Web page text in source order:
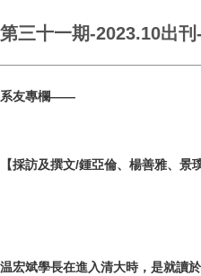
第三十一期-2023.10出
系友專欄——
【採訪及撰文/鍾亞倫、楊善雅、景璞
温宏斌學長在進入清大時，是就讀